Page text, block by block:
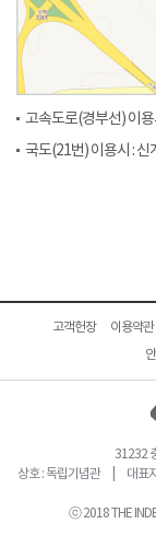
고속도로(경부선) 이
국도(21번) 이용시 : 신
고객헌장 이용약관
31232
상호 : 독립기념관 | 대표
ⓒ 2018 THE